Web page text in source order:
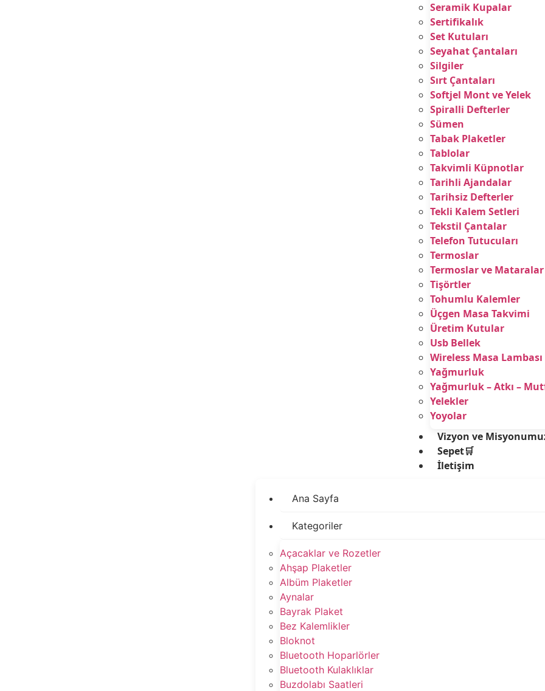
Seramik Kupalar
Sertifikalık
Set Kutuları
Seyahat Çantaları
Silgiler
Sırt Çantaları
Softjel Mont ve Yelek
Spiralli Defterler
Sümen
Tabak Plaketler
Tablolar
Takvimli Küpnotlar
Tarihli Ajandalar
Tarihsiz Defterler
Tekli Kalem Setleri
Tekstil Çantalar
Telefon Tutucuları
Termoslar
Termoslar ve Mataralar
Tişörtler
Tohumlu Kalemler
Üçgen Masa Takvimi
Üretim Kutular
Usb Bellek
Wireless Masa Lambası
Yağmurluk
Yağmurluk – Atkı –
Yelekler
Yoyolar
Vizyon ve
Sepet🛒
İletişim
Ana Sayfa
Kategoriler
Açacaklar ve Rozetler
Ahşap Plaketler
Albüm Plaketler
Aynalar
Bayrak Plaket
Bez Kalemlikler
Bloknot
Bluetooth Hoparlörler
Bluetooth Kulaklıklar
Buzdolabı Saatleri